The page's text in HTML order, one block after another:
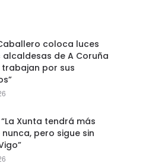
coloca luces
alcaldesas de A Coruña
por sus
Xunta tendrá más
pero sigue sin